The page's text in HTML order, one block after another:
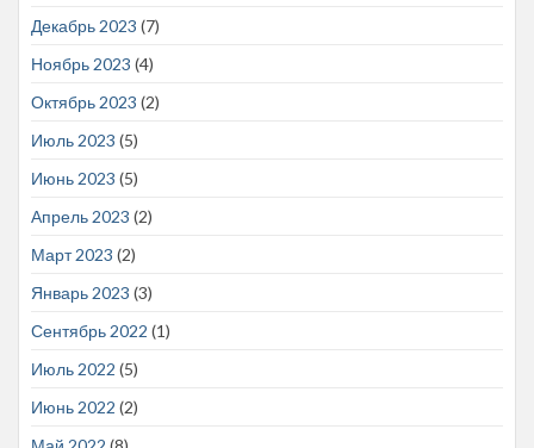
Декабрь 2023 (7)
Ноябрь 2023 (4)
Октябрь 2023 (2)
Июль 2023 (5)
Июнь 2023 (5)
Апрель 2023 (2)
Март 2023 (2)
Январь 2023 (3)
Сентябрь 2022 (1)
Июль 2022 (5)
Июнь 2022 (2)